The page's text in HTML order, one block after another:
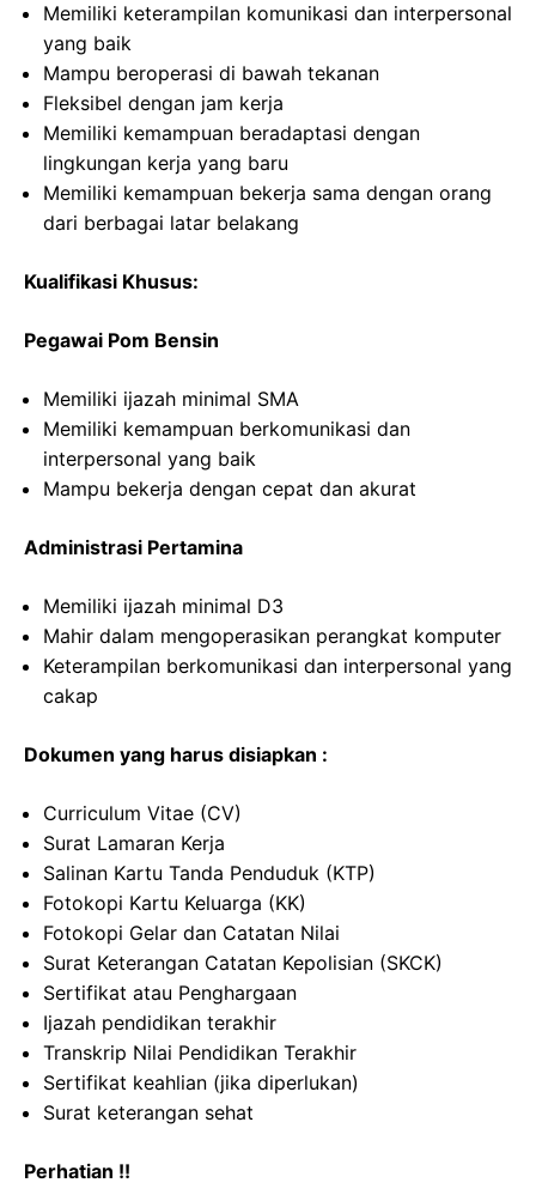
Memiliki keterampilan komunikasi dan interpersonal
yang baik
Mampu beroperasi di bawah tekanan
Fleksibel dengan jam kerja
Memiliki kemampuan beradaptasi dengan
lingkungan kerja yang baru
Memiliki kemampuan bekerja sama dengan orang
dari berbagai latar belakang
Kualifikasi Khusus:
Pegawai Pom Bensin
Memiliki ijazah minimal SMA
Memiliki kemampuan berkomunikasi dan
interpersonal yang baik
Mampu bekerja dengan cepat dan akurat
Administrasi Pertamina
Memiliki ijazah minimal D3
Mahir dalam mengoperasikan perangkat komputer
Keterampilan berkomunikasi dan interpersonal yang
cakap
Dokumen yang harus disiapkan :
Curriculum Vitae (CV)
Surat Lamaran Kerja
Salinan Kartu Tanda Penduduk (KTP)
Fotokopi Kartu Keluarga (KK)
Fotokopi Gelar dan Catatan Nilai
Surat Keterangan Catatan Kepolisian (SKCK)
Sertifikat atau Penghargaan
Ijazah pendidikan terakhir
Transkrip Nilai Pendidikan Terakhir
Sertifikat keahlian (jika diperlukan)
Surat keterangan sehat
Perhatian !!